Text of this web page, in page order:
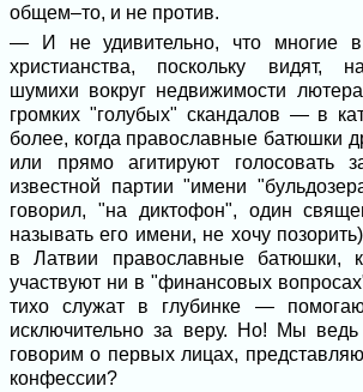
общем–то, и не против.
— И не удивительно, что многие в
христианства, поскольку видят,
шумихи вокруг недвижимости
громких "голубых" скандалов — в
более, когда православные батюшки
или прямо агитируют голосовать
известной партии "имени
говорил, "на диктофон", один
называть его имени, не хочу
в Латвии православные батюшки,
участвуют ни в "финансовых
тихо служат в глубинке —
исключительно за веру. Но! Мы
говорим о первых лицах,
конфессии?